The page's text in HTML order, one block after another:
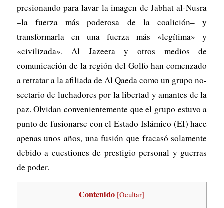
presionando para lavar la imagen de Jabhat al-Nusra
–la fuerza más poderosa de la coalición– y
transformarla en una fuerza más «legítima» y
«civilizada». Al Jazeera y otros medios de
comunicación de la región del Golfo han comenzado
a retratar a la afiliada de Al Qaeda como un grupo no-
sectario de luchadores por la libertad y amantes de la
paz. Olvidan convenientemente que el grupo estuvo a
punto de fusionarse con el Estado Islámico (EI) hace
apenas unos años, una fusión que fracasó solamente
debido a cuestiones de prestigio personal y guerras
de poder.
Contenido [Ocultar]